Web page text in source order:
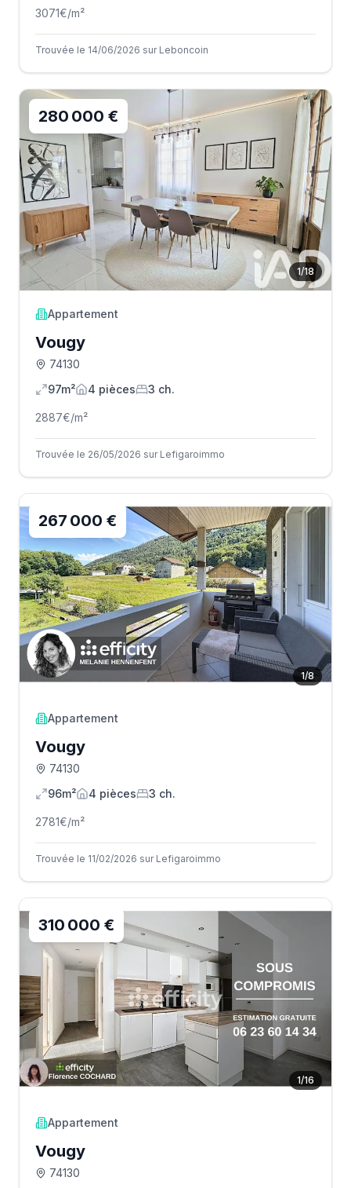
3071€/m²
Trouvée le 14/06/2026 sur Leboncoin
1/18
280 000 €
Appartement
Vougy
74130
97m²
4 pièces 3 ch.
2887€/m²
Trouvée le 26/05/2026 sur Lefigaroimmo
1/8
267 000 €
Appartement
Vougy
74130
96m²
4 pièces 3 ch.
2781€/m²
Trouvée le 11/02/2026 sur Lefigaroimmo
1/16
310 000 €
Appartement
Vougy
74130